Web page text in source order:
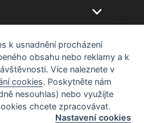
k usnadnění procházení
obsahu nebo reklamy a k
Více naleznete v
cookies. Poskytněte nám
nesouhlas) nebo využijte
chcete zpracovávat.
Nastavení cookies